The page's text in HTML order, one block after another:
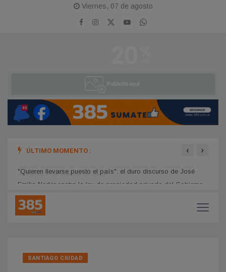
Viernes, 07 de agosto
ÚLTIMO MOMENTO :
Emilio Neder contra la ley de propiedad privada del Gobierno
hidrogrúa con fondos propios
‹ ›
SANTIAGO CIUDAD